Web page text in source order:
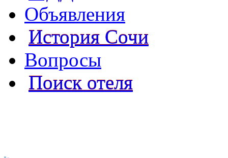
Объявления
История Сочи
Вопросы
Поиск отеля